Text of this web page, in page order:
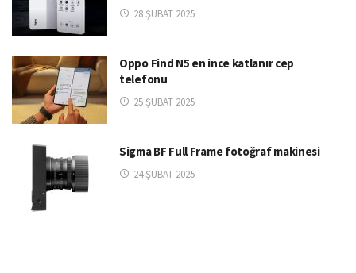
28 ŞUBAT 2025
Oppo Find N5 en ince katlanır cep
telefonu
25 ŞUBAT 2025
Sigma BF Full Frame fotoğraf makinesi
24 ŞUBAT 2025